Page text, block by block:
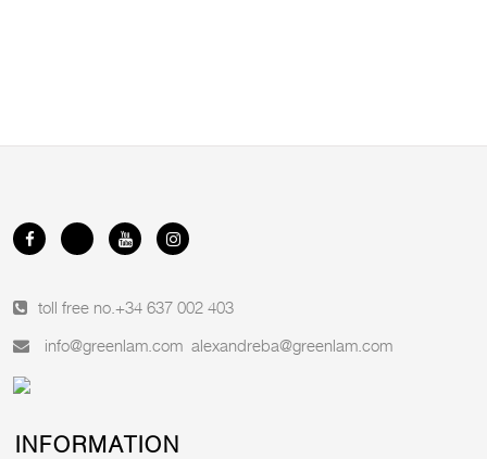
toll free no. +34 637 002 403
info@greenlam.com alexandreba@greenlam.com
INFORMATION